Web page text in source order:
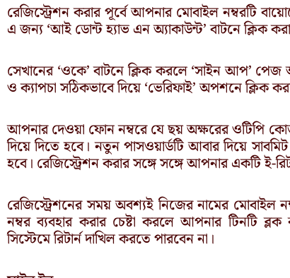
রেজিস্ট্রেশন করার পূর্বে আপনার মোবাইল নম্বরটি
এ জন্য ‘আই ডোন্ট হ্যাভ এন অ্যাকাউন্ট’ বাটনে ক্লিক
সেখানের ‘ওকে’ বাটনে ক্লিক করলে ‘সাইন আপ’
ও ক্যাপচা সঠিকভাবে দিয়ে ‘ভেরিফাই’ অপশনে ক্লিক
আপনার দেওয়া ফোন নম্বরে যে ছয় অক্ষরের ওটিপি
দিয়ে দিতে হবে। নতুন পাসওয়ার্ডটি আবার দিয়ে
হবে। রেজিস্ট্রেশন করার সঙ্গে সঙ্গে আপনার একটি ই-
রেজিস্ট্রেশনের সময় অবশ্যই নিজের নামের মোবাইল
নম্বর ব্যবহার করার চেষ্টা করলে আপনার টিনটি
সিস্টেমে রিটার্ন দাখিল করতে পারবেন না।